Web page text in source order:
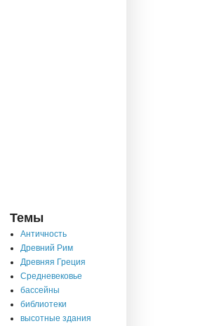
Темы
Античность
Древний Рим
Древняя Греция
Средневековье
бассейны
библиотеки
высотные здания